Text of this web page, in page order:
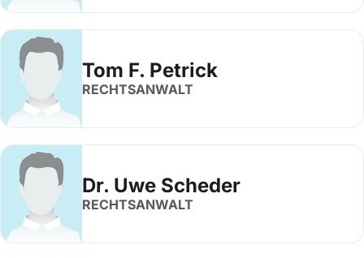
Tom F. Petrick
RECHTSANWALT
Dr. Uwe Scheder
RECHTSANWALT